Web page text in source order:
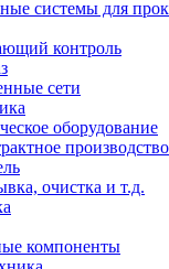
системы для
контроль
сети
оборудование
производство
очистка и т.д.
компоненты